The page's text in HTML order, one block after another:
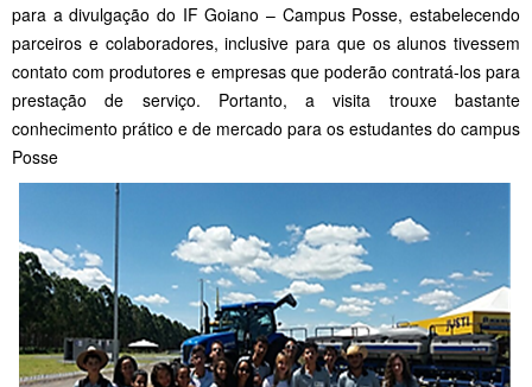
para a divulgação do IF Goiano – Campus Posse, estabelecendo
parceiros e colaboradores, inclusive para que os alunos tivessem
contato com produtores e empresas que poderão contratá-los para
prestação de serviço. Portanto, a visita trouxe bastante
conhecimento prático e de mercado para os estudantes do campus
Posse